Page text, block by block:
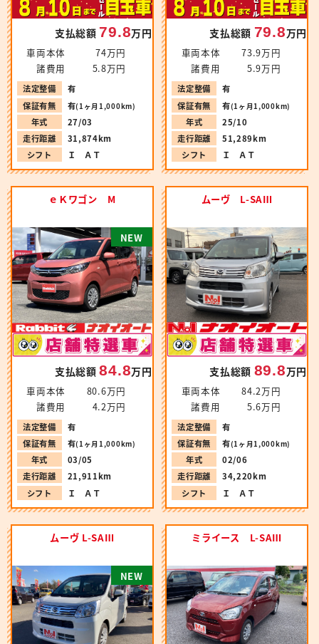
支払総額 79.8万円
車両本体
74万円
諸費用
5.8万円
法定整備
有
保証有無
有(1ヶ月1,000km)
年式
27/03
走行距離
31,874km
シフト
Ｉ ＡＴ
支払総額 79.8万円
車両本体
73.9万円
諸費用
5.9万円
法定整備
有
保証有無
有(1ヶ月1,000km)
年式
25/10
走行距離
51,289km
シフト
Ｉ ＡＴ
ｅＫワゴン M
NE W
支払総額84.8万円
車両本体
80.6万円
諸費用
4.2万円
法定整備
有
保証有無
有(1ヶ月1,000km)
年式
03/05
走行距離
21,911km
シフト
Ｉ ＡＴ
ムーヴ L-SAⅢ
支払総額 89.8万円
車両本体
84.2万円
諸費用
5.6万円
法定整備
有
保証有無
有(1ヶ月1,000km)
年式
02/06
走行距離
34,220km
シフト
Ｉ ＡＴ
ムーヴ L-SAⅢ
NE W
ミライース L-SAⅢ